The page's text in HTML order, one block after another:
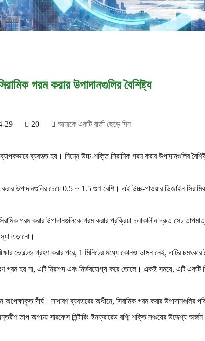
গরম করার উপাদানগুলির বৈশিষ্ট্য
29 20 আমাকে একটি বার্তা ছেড়ে দিন
ব্যবহৃত হয়। নিম্নে উচ্চ-শক্তি সিরামিক গরম করার উপাদানগুলির
করার উপাদানগুলির চেয়ে 0.5 ~ 1.5 গুণ বেশি। এই উচ্চ-পাওয়ার ডিজাইন
গরম করার উপাদানগুলিকে গরম করার প্রক্রিয়া চলাকালীন দ্রুত সেট
এড়ানো।
ভোল্টেজ গ্রহণ করার পরে, 1 মিনিটের মধ্যে কোনও ভাঙ্গন নেই, এটির
গরম হয় না, এটি নিরাপদ এবং নির্ভরযোগ্য করে তোলে। একই সময়ে, এটি একটি
অপেক্ষাকৃত দীর্ঘ। সাধারণ ব্যবহারের অধীনে, সিরামিক গরম করার উপাদানগুলির
তাপ অপচয় সারফেস সিন্টারিং ইনফ্রারেড রশ্মি শক্তি সঞ্চয়ের উদ্দেশ্য